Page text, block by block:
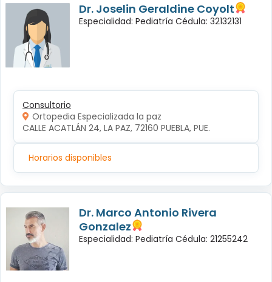
Dr. Joselin Geraldine Coyolt
Especialidad: Pediatría Cédula: 32132131
Consultorio
Ortopedia Especializada la paz
CALLE ACATLÁN 24, LA PAZ, 72160 PUEBLA, PUE.
Horarios disponibles
Dr. Marco Antonio Rivera
Gonzalez
Especialidad: Pediatría Cédula: 21255242